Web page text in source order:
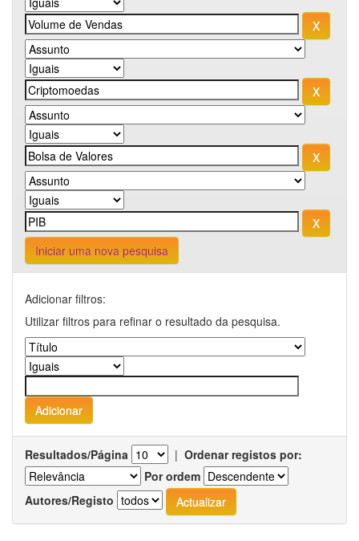
Iniciar uma nova pesquisa
Adicionar filtros:
Utilizar filtros para refinar o resultado da pesquisa.
Resultados/Página | Ordenar registos por:
Por ordem
Autores/Registo